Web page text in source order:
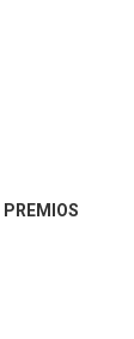
PREMIOS